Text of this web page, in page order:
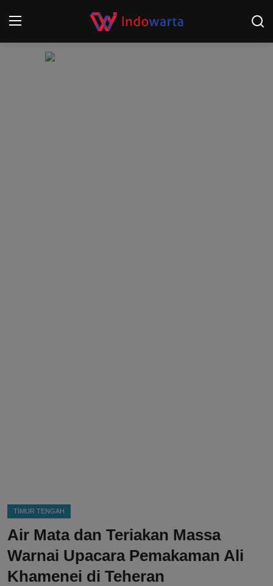
TIMUR TENGAH
Air Mata dan Teriakan Massa
Warnai Upacara Pemakaman Ali
Khamenei di Teheran